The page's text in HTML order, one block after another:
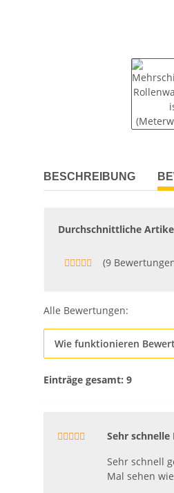
BESCHREIBUNG
Durchschnittliche
(9
Alle Bewertungen:
Wie funktionieren
Einträge gesamt: 9
Sehr schnelle
Sehr schnell
Mal sehen